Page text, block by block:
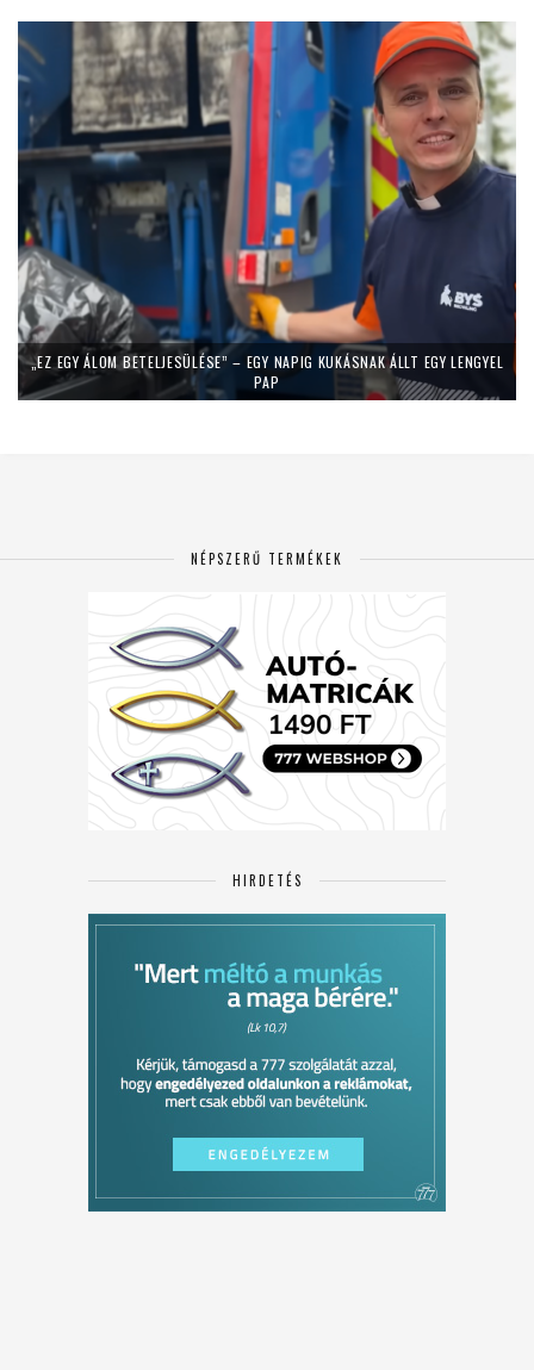
„EZ EGY ÁLOM BETELJESÜLÉSE” – EGY NAPIG KUKÁSNAK ÁLLT EGY LENGYEL
PAP
NÉPSZERŰ TERMÉKEK
HIRDETÉS